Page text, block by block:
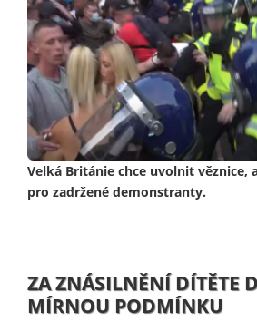
Velká Británie chce uvolnit věznice,
pro zadržené demonstranty.
ZA ZNÁSILNĚNÍ DÍTĚTE
MÍRNOU PODMÍNKU